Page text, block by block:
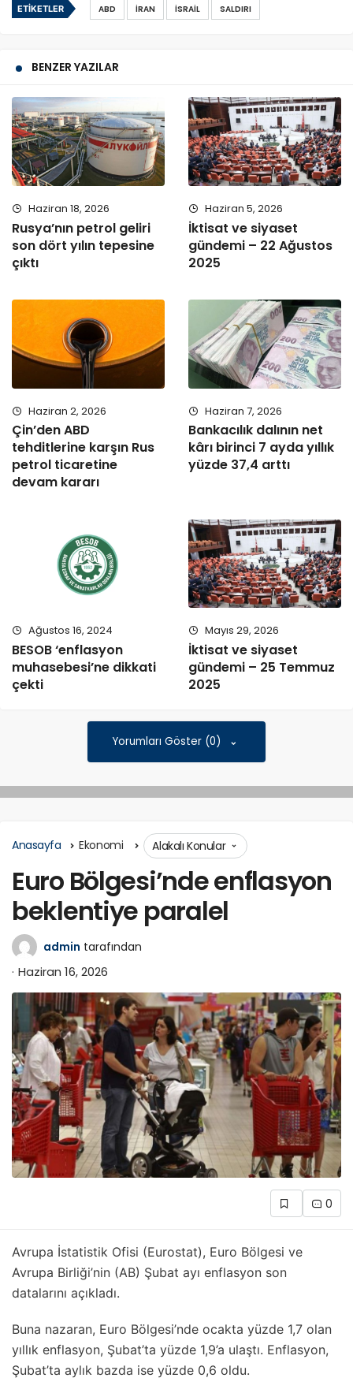
ETIKETLER ABD İRAN İSRAIL SALDIRI
BENZER YAZILAR
Haziran 18, 2026
Rusya’nın petrol geliri
son dört yılın tepesine
çıktı
Haziran 5, 2026
İktisat ve siyaset
gündemi – 22 Ağustos
2025
Haziran 2, 2026
Çin’den ABD
tehditlerine karşın Rus
petrol ticaretine
devam kararı
Haziran 7, 2026
Bankacılık dalının net
kârı birinci 7 ayda yıllık
yüzde 37,4 arttı
Ağustos 16, 2024
BESOB ‘enflasyon
muhasebesi’ne dikkati
çekti
Mayıs 29, 2026
İktisat ve siyaset
gündemi – 25 Temmuz
2025
Yorumları Göster (0)
Anasayfa Ekonomi Alakalı Konular
Euro Bölgesi’nde enflasyon
beklentiye paralel
admin tarafından
Haziran 16, 2026
0
Avrupa İstatistik Ofisi (Eurostat), Euro Bölgesi ve
Avrupa Birliği’nin (AB) Şubat ayı enflasyon son
datalarını açıkladı.
Buna nazaran, Euro Bölgesi’nde ocakta yüzde 1,7 olan
yıllık enflasyon, Şubat’ta yüzde 1,9’a ulaştı. Enflasyon,
Şubat’ta aylık bazda ise yüzde 0,6 oldu.